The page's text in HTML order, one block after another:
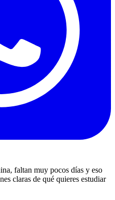
faltan muy pocos días y eso
claras de qué quieres estudiar